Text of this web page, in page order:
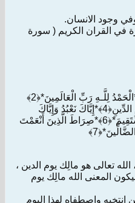
وجود الانسان.
في القران الكريم ( سورة
بِسْمِ اللَّـهِ الرَّحْمَـٰنِ الرَّحِيمِ*﴿1﴾*الْحَمْدُ لِلَّـهِ رَبِّ الْعَالَمِينَ*﴿2﴾
*الرَّحْمَـٰنِ الرَّحِيمِ*﴿3﴾*مَالِكِ يَوْمِ الدِّينِ﴿4﴾*إِيَّاكَ نَعْبُدُ وَإِيَّاكَ
نَسْتَعِينُ*﴿5﴾*اهْدِنَا الصِّرَاطَ الْمُسْتَقِيمَ*﴿6﴾*صِرَاطَ الَّذِينَ أَنْعَمْتَ
الله تعالى هو مالِك يوم الدين ،
المعنى الله مالِك يوم
انتخبه واصطفاه لهذا اليوم